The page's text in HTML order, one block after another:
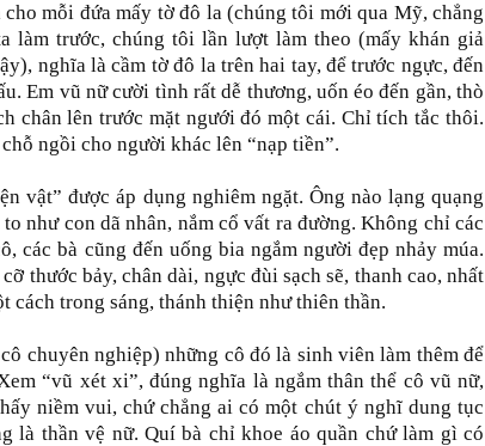
cho mỗi đứa mấy tờ đô la (chúng tôi mới qua Mỹ, chẳng
làm trước, chúng tôi lần lượt làm theo (mấy khán giả
nghĩa là cầm tờ đô la trên hai tay, để trước ngực, đến
Em vũ nữ cười tình rất dễ thương, uốn éo đến gần, thò
chân lên trước mặt ngưới đó một cái. Chỉ tích tắc thôi.
ngồi cho người khác lên “nạp tiền”.
vật” được áp dụng nghiêm ngặt. Ông nào lạng quạng
như con dã nhân, nắm cổ vất ra đường. Không chỉ các
các bà cũng đến uống bia ngắm người đẹp nhảy múa.
thước bảy, chân dài, ngực đùi sạch sẽ, thanh cao, nhất
cách trong sáng, thánh thiện như thiên thần.
chuyên nghiệp) những cô đó là sinh viên làm thêm để
“vũ xét xi”, đúng nghĩa là ngắm thân thể cô vũ nữ,
niềm vui, chứ chẳng ai có một chút ý nghĩ dung tục
là thần vệ nữ. Quí bà chỉ khoe áo quần chứ làm gì có